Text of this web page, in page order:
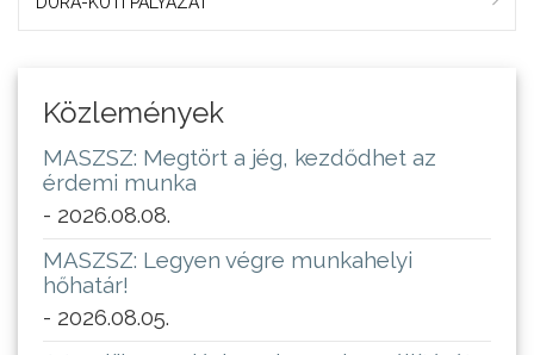
Közlemények
MASZSZ: Megtört a jég, kezdődhet az
érdemi munka
- 2026.08.08.
MASZSZ: Legyen végre munkahelyi
hőhatár!
- 2026.08.05.